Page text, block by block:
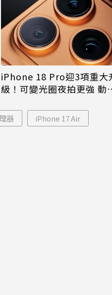
iPhone 18 Pro迎3項重大
級！可變光圈夜拍更強 動
器 iPhone 17 Air